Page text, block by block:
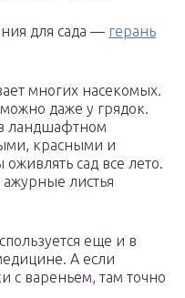
для сада — герань
многих насекомых.
даже у грядок.
ландшафтном
красными и
сад все лето.
листья
еще и в
А если
с вареньем, там точно